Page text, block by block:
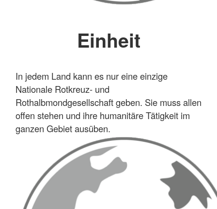
Einheit
In jedem Land kann es nur eine einzige
Nationale Rotkreuz- und
Rothalbmondgesellschaft geben. Sie muss allen
offen stehen und ihre humanitäre Tätigkeit im
ganzen Gebiet ausüben.